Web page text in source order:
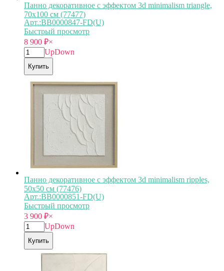
Панно декоративное с эффектом 3d minimalism triangle,
70х100 см (77477)
Арт.:BB0000847-FD(U)
Быстрый просмотр
8 900 ₽×
UpDown
Купить
Панно декоративное с эффектом 3d minimalism ripples,
50х50 см (77476)
Арт.:BB0000851-FD(U)
Быстрый просмотр
3 900 ₽×
UpDown
Купить